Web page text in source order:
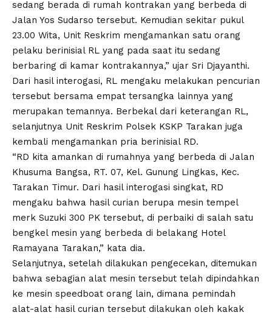
sedang berada di rumah kontrakan yang berbeda di
Jalan Yos Sudarso tersebut. Kemudian sekitar pukul
23.00 Wita, Unit Reskrim mengamankan satu orang
pelaku berinisial RL yang pada saat itu sedang
berbaring di kamar kontrakannya,” ujar Sri Djayanthi.
Dari hasil interogasi, RL mengaku melakukan pencurian
tersebut bersama empat tersangka lainnya yang
merupakan temannya. Berbekal dari keterangan RL,
selanjutnya Unit Reskrim Polsek KSKP Tarakan juga
kembali mengamankan pria berinisial RD.
“RD kita amankan di rumahnya yang berbeda di Jalan
Khusuma Bangsa, RT. 07, Kel. Gunung Lingkas, Kec.
Tarakan Timur. Dari hasil interogasi singkat, RD
mengaku bahwa hasil curian berupa mesin tempel
merk Suzuki 300 PK tersebut, di perbaiki di salah satu
bengkel mesin yang berbeda di belakang Hotel
Ramayana Tarakan,” kata dia.
Selanjutnya, setelah dilakukan pengecekan, ditemukan
bahwa sebagian alat mesin tersebut telah dipindahkan
ke mesin speedboat orang lain, dimana pemindah
alat-alat hasil curian tersebut dilakukan oleh kakak